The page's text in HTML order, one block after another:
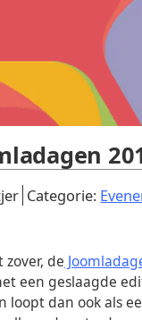
. Categorie:
de
een geslaagde
loopt dan ook als